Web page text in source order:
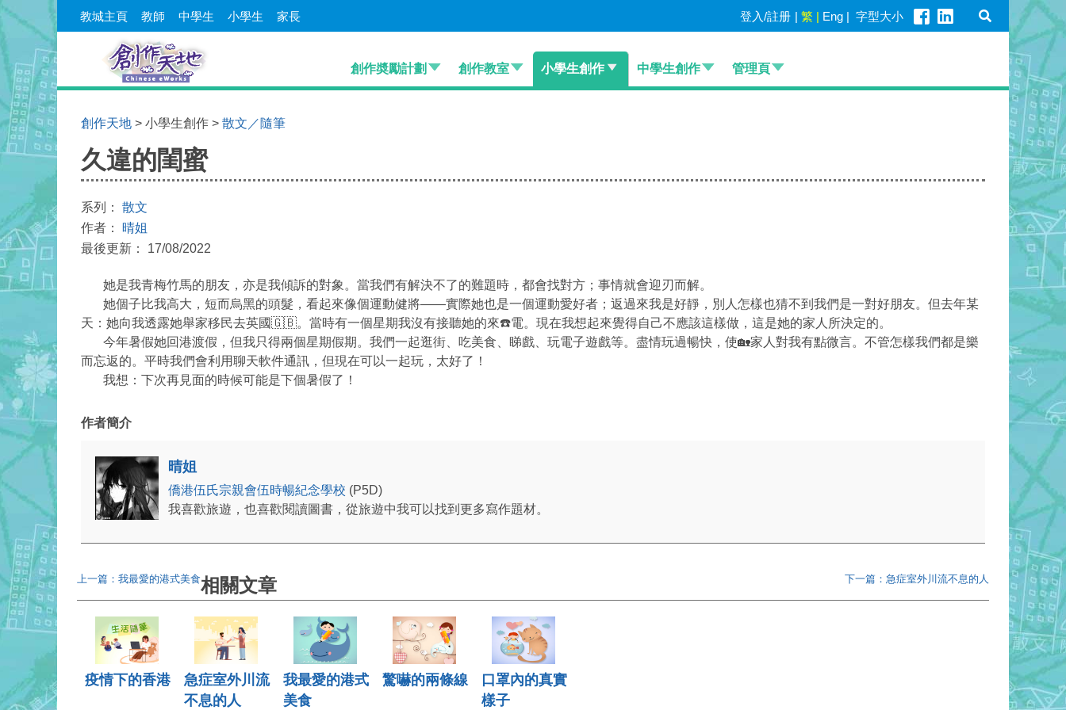
教城主頁 教師 中學生 小學生 家長 登入/註册 | 繁 | Eng | 字型大小
創作奬勵計劃 創作教室 小學生創作 中學生創作 管理頁
創作天地 > 小學生創作 > 散文／隨筆
久違的閨蜜
系列： 散文
作者： 晴姐
最後更新： 17/08/2022
她是我青梅竹馬的朋友，亦是我傾訴的對象。當我們有解決不了的難題時，都會找對方；事情就會迎刃而解。
她個子比我高大，短而烏黑的頭髮，看起來像個運動健將——實際她也是一個運動愛好者；返過來我是好靜，別人怎樣也猜不到我們是一對好朋友。但去年某
天：她向我透露她舉家移民去英國🇬🇧。當時有一個星期我沒有接聽她的來☎️電。現在我想起來覺得自己不應該這樣做，這是她的家人所決定的。
今年暑假她回港渡假，但我只得兩個星期假期。我們一起逛街、吃美食、睇戲、玩電子遊戲等。盡情玩過暢快，使🏡家人對我有點微言。不管怎樣我們都是樂
而忘返的。平時我們會利用聊天軟件通訊，但現在可以一起玩，太好了！
我想：下次再見面的時候可能是下個暑假了！
作者簡介
晴姐
僑港伍氏宗親會伍時暢紀念學校 (P5D)
我喜歡旅遊，也喜歡閱讀圖書，從旅遊中我可以找到更多寫作題材。
上一篇：我最愛的港式美食 下一篇：急症室外川流不息的人
相關文章
疫情下的香港
急症室外川流
不息的人
我最愛的港式
美食
驚嚇的兩條線
口罩內的真實
樣子